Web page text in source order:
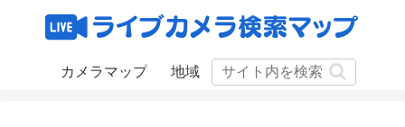
カメラマップ 地域